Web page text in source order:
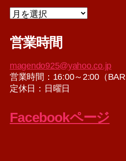
ア
イ
営業時間
magendo925@yahoo.co.jp
営業時間：16:00～2:00（
定休日：日曜日
Facebookページ